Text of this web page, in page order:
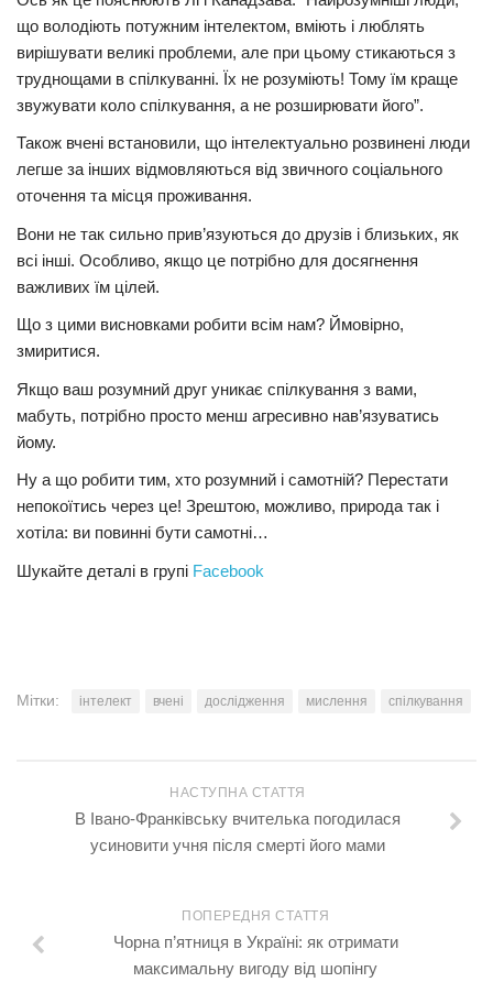
що володіють потужним інтелектом, вміють і люблять
вирішувати великі проблеми, але при цьому стикаються з
труднощами в спілкуванні. Їх не розуміють! Тому їм краще
звужувати коло спілкування, а не розширювати його”.
Також вчені встановили, що інтелектуально розвинені люди
легше за інших відмовляються від звичного соціального
оточення та місця проживання.
Вони не так сильно прив’язуються до друзів і близьких, як
всі інші. Особливо, якщо це потрібно для досягнення
важливих їм цілей.
Що з цими висновками робити всім нам? Ймовірно,
змиритися.
Якщо ваш розумний друг уникає спілкування з вами,
мабуть, потрібно просто менш агресивно нав’язуватись
йому.
Ну а що робити тим, хто розумний і самотній? Перестати
непокоїтись через це! Зрештою, можливо, природа так і
хотіла: ви повинні бути самотні…
Шукайте деталі в групі Facebook
Мітки: інтелект вчені дослідження мислення спілкування
НАСТУПНА СТАТТЯ
В Івано-Франківську вчителька погодилася
усиновити учня після смерті його мами
ПОПЕРЕДНЯ СТАТТЯ
Чорна п’ятниця в Україні: як отримати
максимальну вигоду від шопінгу